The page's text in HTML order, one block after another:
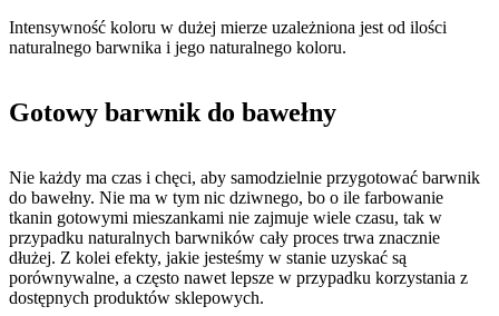
Intensywność koloru w dużej mierze uzależniona jest od ilości
naturalnego barwnika i jego naturalnego koloru.
Gotowy barwnik do bawełny
Nie każdy ma czas i chęci, aby samodzielnie przygotować barwnik
do bawełny. Nie ma w tym nic dziwnego, bo o ile farbowanie
tkanin gotowymi mieszankami nie zajmuje wiele czasu, tak w
przypadku naturalnych barwników cały proces trwa znacznie
dłużej. Z kolei efekty, jakie jesteśmy w stanie uzyskać są
porównywalne, a często nawet lepsze w przypadku korzystania z
dostępnych produktów sklepowych.